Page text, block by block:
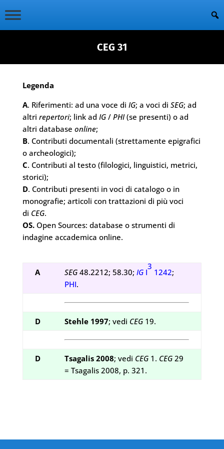
CEG 31
Legenda
A. Riferimenti: ad una voce di IG; a voci di SEG; ad
altri repertori; link ad IG/ PHI(se presenti) o ad
altri database online;
B. Contributi documentali (strettamente epigrafici
o archeologici);
C. Contributi al testo (filologici, linguistici, metrici,
storici);
D. Contributi presenti in voci di catalogo o in
monografie; articoli con trattazioni di più voci
di CEG.
OS.Open Sources: database o strumenti di
indagine accademica online.
A SEG48.2212; 58.30; IGI
3
1242;
PHI.
D Stehle 1997; vedi CEG 19.
D Tsagalis 2008; vedi CEG1. CEG 29
= Tsagalis 2008, p. 321.